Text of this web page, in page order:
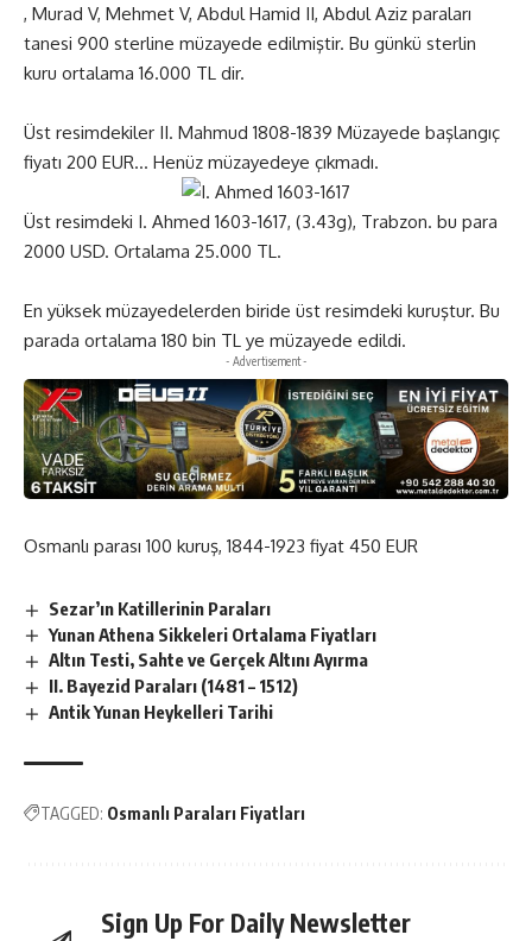
, Murad V, Mehmet V, Abdul Hamid II, Abdul Aziz paraları
tanesi 900 sterline müzayede edilmiştir. Bu günkü sterlin
kuru ortalama 16.000 TL dir.
Üst resimdekiler II. Mahmud 1808-1839 Müzayede başlangıç
fiyatı 200 EUR… Henüz müzayedeye çıkmadı.
Üst resimdeki I. Ahmed 1603-1617, (3.43g), Trabzon. bu para
2000 USD. Ortalama 25.000 TL.
En yüksek müzayedelerden biride üst resimdeki kuruştur. Bu
parada ortalama 180 bin TL ye müzayede edildi.
- Advertisement -
Osmanlı parası 100 kuruş, 1844-1923 fiyat 450 EUR
Sezar’ın Katillerinin Paraları
Yunan Athena Sikkeleri Ortalama Fiyatları
Altın Testi, Sahte ve Gerçek Altını Ayırma
II. Bayezid Paraları (1481 – 1512)
Antik Yunan Heykelleri Tarihi
TAGGED: Osmanlı Paraları Fiyatları
Sign Up For Daily Newsletter